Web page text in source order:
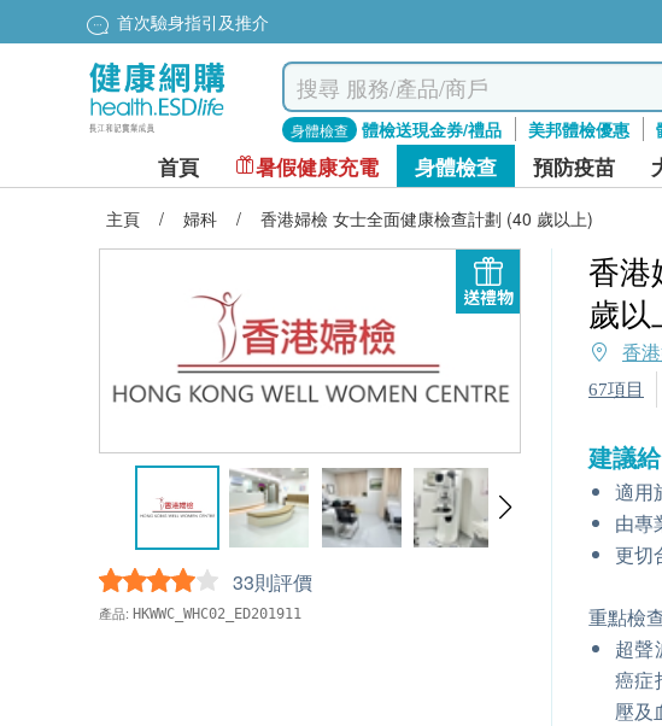
首次驗身指引及推介
身體檢查 體檢送現金券/禮品 美邦體檢優惠
首頁 暑假健康充電 身體檢查 預防疫苗
主頁 / 婦科 / 香港婦檢 女士全面健康檢查計劃 (40 歲以上)
送禮物
33則評價
產品: HKWWC_WHC02_ED201911
香港
歲以
香
67項目
建議給
適用
由專
更切
重點檢
超聲
癌症
壓及